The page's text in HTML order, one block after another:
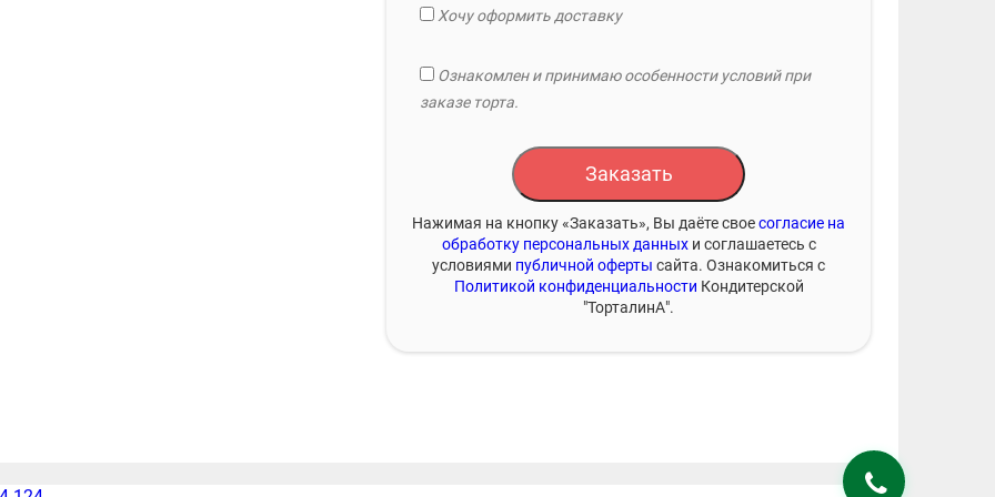
Хочу оформить доставку
Ознакомлен и принимаю особенности условий при
заказе торта.
Заказать
Нажимая на кнопку «Заказать», Вы даёте своесогласие на
обработку персональных данныхи соглашаетесь с
условиями публичной оферты сайта. Ознакомиться с
Политикой конфиденциальности Кондитерской
"ТорталинА".